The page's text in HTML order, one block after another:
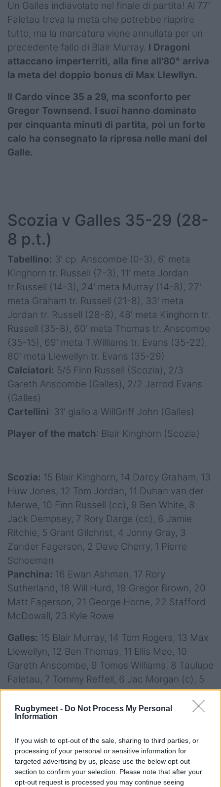
Rugbymeet - Do Not Process My Personal
Information
If you wish to opt-out of the sale, sharing to third parties, or
processing of your personal or sensitive information for
targeted advertising by us, please use the below opt-out
section to confirm your selection. Please note that after your
opt-out request is processed you may continue seeing
Un Galles indiavolato nel finale di partita! Al 77'
Faletau trova la meta che potrebbe riaprire
tutto, ma la marcatura viene annullata per un
precedente fallo di Blair Murray. I Dragoni
attaccano imperterriti, alla fine all'80° arriva
la meta del doppio bonus di Max Llewllyn.
Il Cardo vince 35 a 29, ma sconforto per
Gregor Townsend. I suoi hanno dominato
per cinquanta minuti di partita, poi un forte
calo ha consegnato la ripresa nelle mani del
Galle.
Scozia v Galles 35-29 (28-
8 p.t.)
Tabellino: 3' cp. Anscombe (0-3), 6' meta
Kinghorn tr. Russell (7-3), 11' meta Jordan
tr.Russell (14-3), 24' meta Murray (14-8), 27'
meta Graham tr. Russell (21-8), 33' meta
Jordan tr. Russell (28-8), 48' meta Kinghorn tr.
Russell (35-8), 60' meta Thomas tr. Anscombe
(35-15), 69' meta T.Williams tr. Evans (35-22),
80' meta Llewellyn tr. Evans (35-29)
Calciatori: 5/5 Finn Russell (Scozia), 2/3
Gareth Anscombe (Galles), 2/2 Jarrod Evans
(Galles)
Cartellini: 31' giallo a WillGriff John (Galles)
Player of the match: Blair Kinghorn (Scozia)
Scozia: 15 Blair Kinghorn, 14 Darcy Graham, 13
Huw Jones, 12 Tom Jordan, 11 Duhan van der
Merwe, 10 Finn Russell (cc), 9 Ben White, 8
Jack Dempsey, 7 Rory Darge (cc), 6 Jamie
Ritchie, 5 Grant Gilchrist, 4 Jonny Gray, 3
Zander Fagerson, 2 Dave Cherry, 1 Pierre
Schoeman
Panchina: 16 Ewan Ashman, 17 Rory
Sutherland, 18 Will Hurd, 19 Gregor Brown, 20
Matt Fagerson, 21 George Horne, 22 Stafford
McDowall, 23 Kyle Rowe
Galles: 15 Blair Murray, 14 Tom Rogers, 13 Max
Llewellyn, 12 Ben Thomas, 11 Ellis Mee, 10
Gareth Anscombe, 9 Tomos Williams, 8 Taulupe
Faletau, 7 Tommy Reffell, 6 Jac Morgan (c), 5
Dafydd Jenkins, 4 Will Rowlands, 3 WillGriff
John, 2 Elliot Dee, 1 Nicky Smith
Panchina:16 Dewi Lake, 17 Gareth Thomas, 18
Wainwright, 21 Rhodri Williams, 22 Jarrod
Evans, 23 Joe Roberts
Murrayfield, Edinburgh